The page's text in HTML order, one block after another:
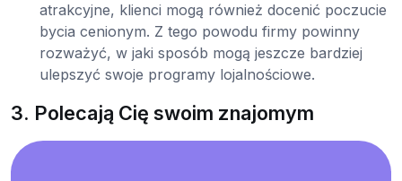
atrakcyjne, klienci mogą również docenić poczucie
bycia cenionym. Z tego powodu firmy powinny
rozważyć, w jaki sposób mogą jeszcze bardziej
ulepszyć swoje programy lojalnościowe.
3. Polecają Cię swoim znajomym